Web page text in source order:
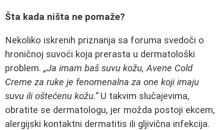
Šta kada ništa ne pomaže?
Nekoliko iskrenih priznanja sa foruma svedoči o
hroničnoj suvoći koja prerasta u dermatološki
problem. „Ja imam baš suvu kožu, Avene Cold
Creme za ruke je fenomenalna za one koji imaju
suvu ili oštećenu kožu.“U takvim slučajevima,
obratite se dermatologu, jer možda postoji ekcem,
alergijski kontaktni dermatitis ili gljivična infekcija.